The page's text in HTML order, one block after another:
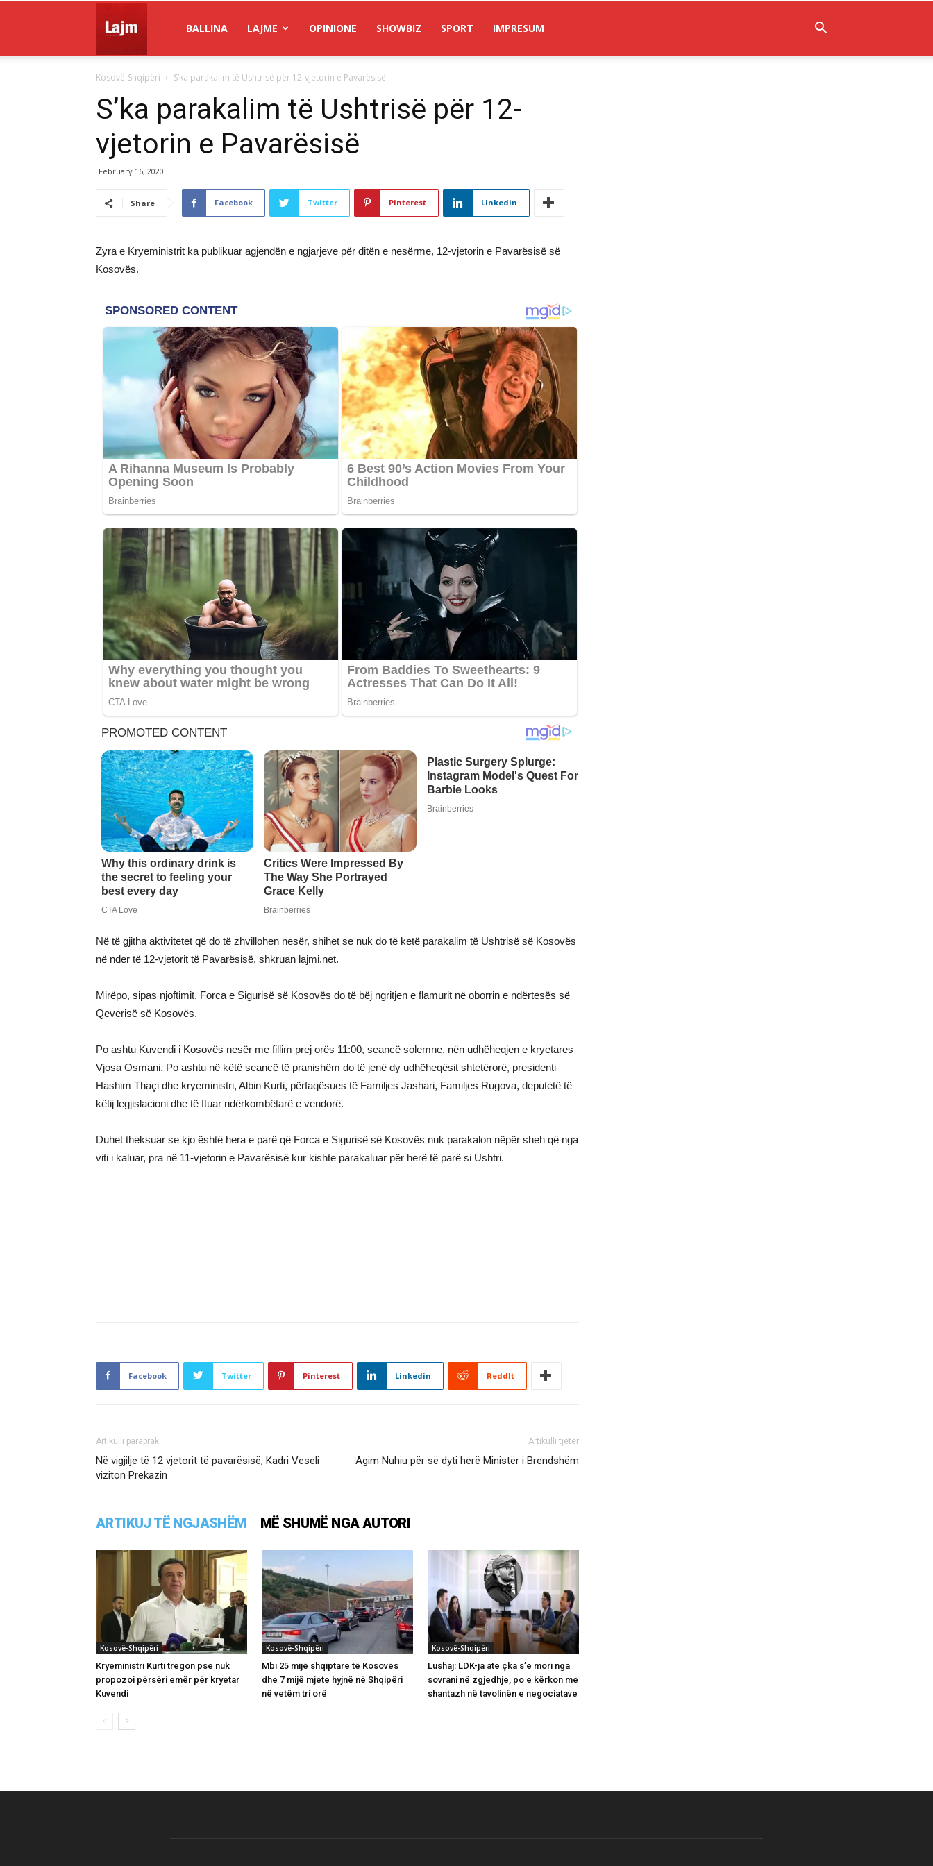
Lajm
BALLINA LAJME OPINIONE SHOWBIZ SPORT IMPRESUM
Kosovë-Shqipëri S’ka parakalim të Ushtrisë për 12-vjetorin e Pavarësisë
S’ka parakalim të Ushtrisë për 12-
vjetorin e Pavarësisë
February 16, 2020
Share Facebook Twitter Pinterest Linkedin
Zyra e Kryeministrit ka publikuar agjendën e ngjarjeve për ditën e nesërme, 12-vjetorin e Pavarësisë së
Kosovës.
Në të gjitha aktivitetet që do të zhvillohen nesër, shihet se nuk do të ketë parakalim të Ushtrisë së Kosovës
në nder të 12-vjetorit të Pavarësisë, shkruan lajmi.net.
Mirëpo, sipas njoftimit, Forca e Sigurisë së Kosovës do të bëj ngritjen e flamurit në oborrin e ndërtesës së
Qeverisë së Kosovës.
Po ashtu Kuvendi i Kosovës nesër me fillim prej orës 11:00, seancë solemne, nën udhëheqjen e kryetares
Vjosa Osmani. Po ashtu në këtë seancë të pranishëm do të jenë dy udhëheqësit shtetërorë, presidenti
Hashim Thaçi dhe kryeministri, Albin Kurti, përfaqësues të Familjes Jashari, Familjes Rugova, deputetë të
këtij legjislacioni dhe të ftuar ndërkombëtarë e vendorë.
Duhet theksuar se kjo është hera e parë që Forca e Sigurisë së Kosovës nuk parakalon nëpër sheh që nga
viti i kaluar, pra në 11-vjetorin e Pavarësisë kur kishte parakaluar për herë të parë si Ushtri.
Facebook Twitter Pinterest Linkedin ReddIt
Artikulli paraprak
Në vigjilje të 12 vjetorit të pavarësisë, Kadri Veseli
viziton Prekazin
Artikulli tjetër
Agim Nuhiu për së dyti herë Ministër i Brendshëm
ARTIKUJ TË NGJASHËM MË SHUMË NGA AUTORI
Kosovë-Shqipëri
Kryeministri Kurti tregon pse nuk
propozoi përsëri emër për kryetar
Kuvendi
Kosovë-Shqipëri
Mbi 25 mijë shqiptarë të Kosovës
dhe 7 mijë mjete hyjnë në Shqipëri
në vetëm tri orë
Kosovë-Shqipëri
Lushaj: LDK-ja atë çka s’e mori nga
sovrani në zgjedhje, po e kërkon me
shantazh në tavolinën e negociatave